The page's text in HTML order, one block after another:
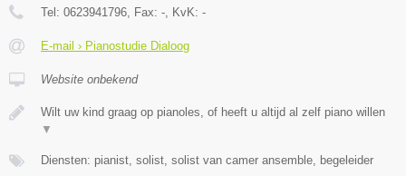
Tel: 0623941796 , Fax: - , KvK: -
E-mail › Pianostudie Dialoog
Website onbekend
Wilt uw kind graag op pianoles, of heeft u altijd al zelf piano willen
▼
Diensten: pianist, solist, solist van camer ansemble, begeleider